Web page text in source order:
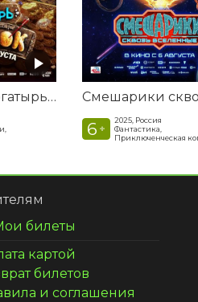
Последний богатырь. Колобок
6 +
2025, Россия
Фантастика,
Приключенческая
билеты
картой
билетов
и соглашения